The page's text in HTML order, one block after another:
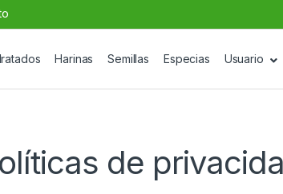
Harinas Semillas Especias Usuario
de